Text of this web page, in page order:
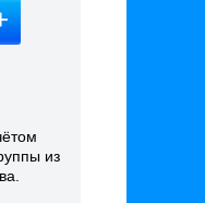
из